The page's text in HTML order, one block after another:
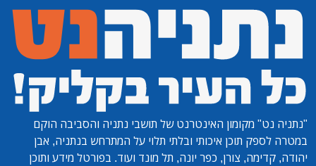
"נתניה נט" מקומון האינטרנט של תושבי נתניה והסביבה הוקם
במטרה לספק תוכן איכותי ובלתי תלוי על המתרחש בנתניה, אבן
יהודה, קדימה, צורן, כפר יונה, תל מונד ועוד. בפורטל מידע ותוכן